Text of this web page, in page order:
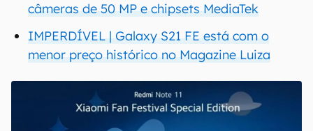
câmeras de 50 MP e chipsets MediaTek
IMPERDÍVEL | Galaxy S21 FE está com o
menor preço histórico no Magazine Luiza